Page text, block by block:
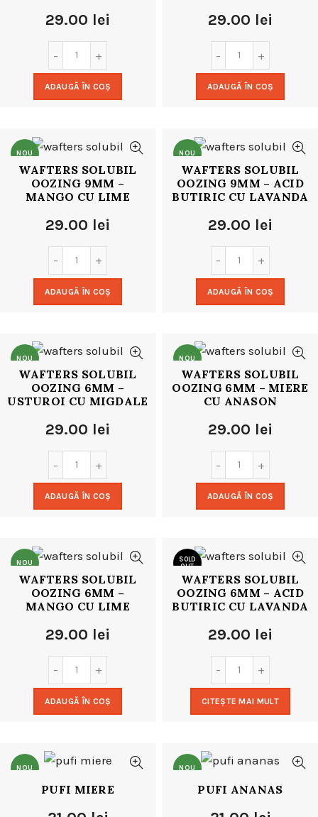
29.00 lei
ADAUGĂ ÎN COȘ
29.00 lei
ADAUGĂ ÎN COȘ
NOU
WAFTERS SOLUBIL
OOZING 9MM –
MANGO CU LIME
29.00 lei
ADAUGĂ ÎN COȘ
NOU
WAFTERS SOLUBIL
OOZING 9MM – ACID
BUTIRIC CU LAVANDA
29.00 lei
ADAUGĂ ÎN COȘ
NOU
WAFTERS SOLUBIL
OOZING 6MM –
USTUROI CU MIGDALE
29.00 lei
ADAUGĂ ÎN COȘ
NOU
WAFTERS SOLUBIL
OOZING 6MM – MIERE
CU ANASON
29.00 lei
ADAUGĂ ÎN COȘ
NOU
WAFTERS SOLUBIL
OOZING 6MM –
MANGO CU LIME
29.00 lei
ADAUGĂ ÎN COȘ
SOLD
OUT
NOU
WAFTERS SOLUBIL
OOZING 6MM – ACID
BUTIRIC CU LAVANDA
29.00 lei
CITEȘTE MAI MULT
NOU
PUFI MIERE
NOU
PUFI ANANAS